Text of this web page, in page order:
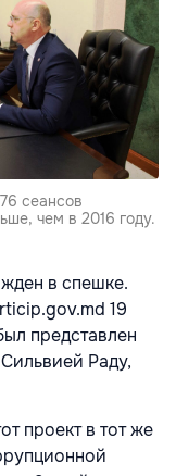
сеансов
чем в 2016 году.
в спешке.
19
представлен
Раду,
проект в тот же